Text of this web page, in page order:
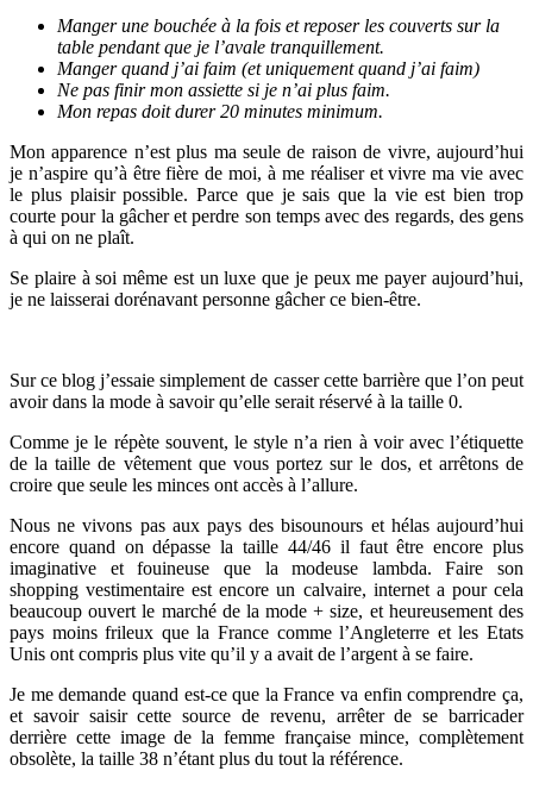
Manger une bouchée à la fois et reposer les couverts sur la
table pendant que je l’avale tranquillement.
Manger quand j’ai faim (et uniquement quand j’ai faim)
Ne pas finir mon assiette si je n’ai plus faim.
Mon repas doit durer 20 minutes minimum.
Mon apparence n’est plus ma seule de raison de vivre, aujourd’hui
je n’aspire qu’à être fière de moi, à me réaliser et vivre ma vie avec
le plus plaisir possible. Parce que je sais que la vie est bien trop
courte pour la gâcher et perdre son temps avec des regards, des gens
à qui on ne plaît.
Se plaire à soi même est un luxe que je peux me payer aujourd’hui,
je ne laisserai dorénavant personne gâcher ce bien-être.
Sur ce blog j’essaie simplement de casser cette barrière que l’on peut
avoir dans la mode à savoir qu’elle serait réservé à la taille 0.
Comme je le répète souvent, le style n’a rien à voir avec l’étiquette
de la taille de vêtement que vous portez sur le dos, et arrêtons de
croire que seule les minces ont accès à l’allure.
Nous ne vivons pas aux pays des bisounours et hélas aujourd’hui
encore quand on dépasse la taille 44/46 il faut être encore plus
imaginative et fouineuse que la modeuse lambda. Faire son
shopping vestimentaire est encore un calvaire, internet a pour cela
beaucoup ouvert le marché de la mode + size, et heureusement des
pays moins frileux que la France comme l’Angleterre et les Etats
Unis ont compris plus vite qu’il y a avait de l’argent à se faire.
Je me demande quand est-ce que la France va enfin comprendre ça,
et savoir saisir cette source de revenu, arrêter de se barricader
derrière cette image de la femme française mince, complètement
obsolète, la taille 38 n’étant plus du tout la référence.